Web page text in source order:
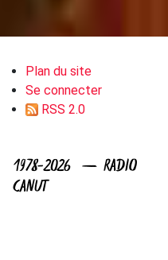
Plan du site
Se connecter
RSS 2.0
1978-2026 — RADIO
CANUT